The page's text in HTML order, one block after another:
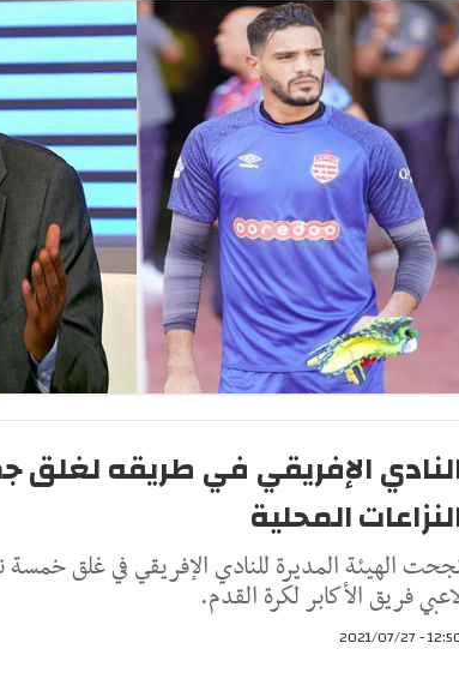
الإفريقي في طريقه لغلق
المحلية
الهيئة المديرة للنادي الإفريقي في غلق
فريق الأكابر لكرة القدم.
12:50 - 2021/